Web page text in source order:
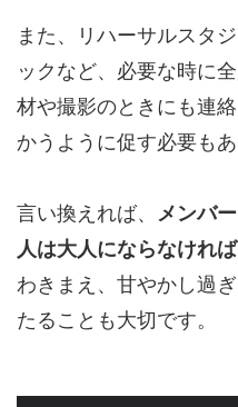
また、リハーサルスタ
ックなど、必要な時に
材や撮影のときにも連
かうように促す必要も
言い換えれば、
メンバ
人は大人にならなければ
わきまえ、甘やかし過
たることも大切です。